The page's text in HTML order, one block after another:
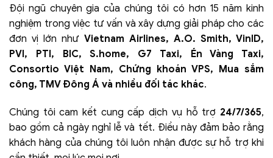
Đội ngũ chuyên gia của chúng tôi có hơn 15 năm kinh
nghiệm trong việc tư vấn và xây dựng giải pháp cho các
đơn vị lớn như Vietnam Airlines, A.O. Smith, VinID,
PVI, PTI, BIC, S.home, G7 Taxi, Én Vàng Taxi,
Consortio Việt Nam, Chứng khoán VPS, Mua sắm
công, TMV Đông Á và nhiều đối tác khác.
Chúng tôi cam kết cung cấp dịch vụ hỗ trợ 24/7/365,
bao gồm cả ngày nghỉ lễ và tết. Điều này đảm bảo rằng
khách hàng của chúng tôi luôn nhận được sự hỗ trợ khi